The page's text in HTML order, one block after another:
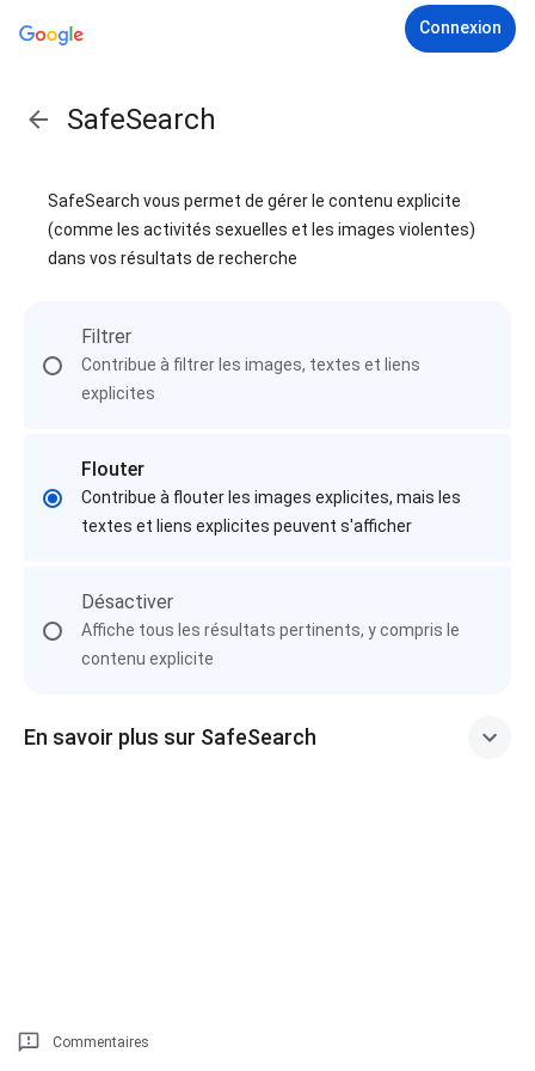
Connexion
SafeSearch
SafeSearch vous permet de gérer le contenu explicite
(comme les activités sexuelles et les images violentes)
dans vos résultats de recherche
Filtrer
Contribue à filtrer les images, textes et liens
explicites
Flouter
Contribue à flouter les images explicites, mais les
textes et liens explicites peuvent s'afficher
Désactiver
Affiche tous les résultats pertinents, y compris le
contenu explicite
En savoir plus sur SafeSearch
Commentaires